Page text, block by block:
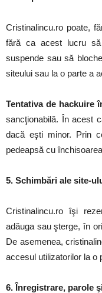
Cristinalincu.ro poate,
fără ca acest lucru să
suspende sau să
siteului sau la o parte a
Tentativa de hackuire
sancţionabilă. În acest
dacă eşti minor. Prin
pedeapsă cu
5. Schimbări ale site-
Cristinalincu.ro îşi
adăuga sau şterge, în
De asemenea,
accesul utilizatorilor la o
6. Înregistrare, parole